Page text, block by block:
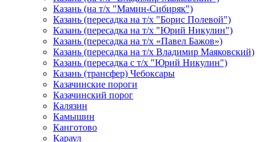
Казань (на т/х "Мамин-Сибиряк")
Казань (пересадка на т/х "Борис Полевой")
Казань (пересадка на т/х "Юрий Никулин")
Казань (пересадка на т/х «Павел Бажов»)
Казань (пересадка на т/х Владимир Маяковский)
Казань (пересадка с т/х "Юрий Никулин")
Казань (трансфер) Чебоксары
Казачинские пороги
Казачинский порог
Калязин
Камышин
Канготово
Караул